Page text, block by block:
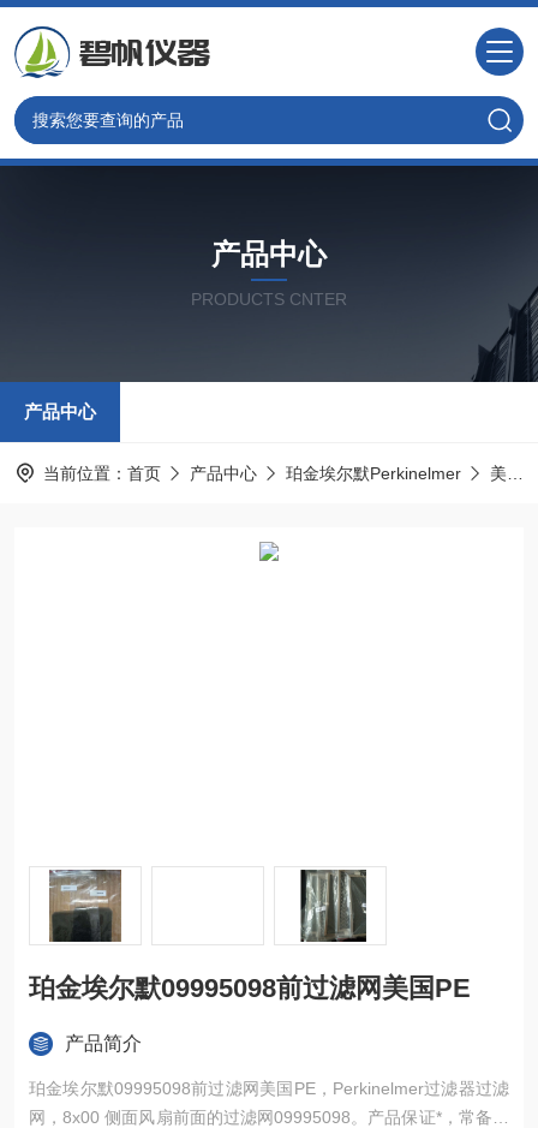
产品中心
PRODUCTS CNTER
产品中心
当前位置： 首页 产品中心 珀金埃尔默Perkinelmer 美国PE光谱耗材
珀金埃尔默09995098前过滤网美国PE
产品简介
珀金埃尔默09995098前过滤网美国PE，Perkinelmer过滤器过滤
网，8x00 侧面风扇前面的过滤网09995098。产品保证*，常备现